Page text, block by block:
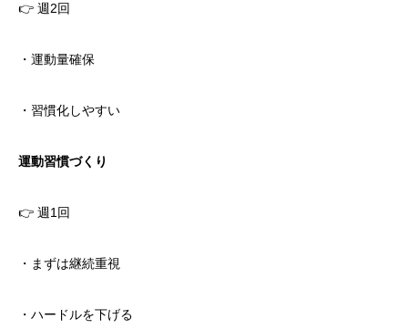
👉 週2回
・運動量確保
・習慣化しやすい
運動習慣づくり
👉 週1回
・まずは継続重視
・ハードルを下げる